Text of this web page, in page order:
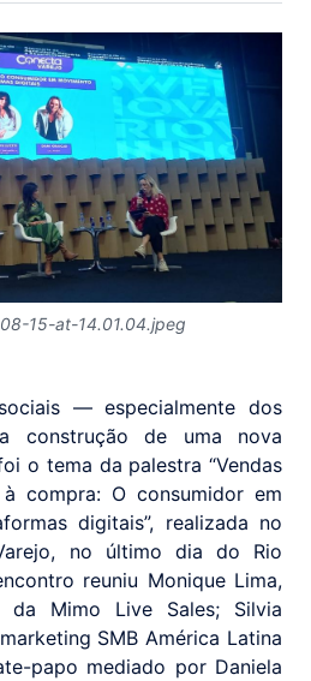
15-at-14.01.04.jpeg
— especialmente dos
construção de uma nova
o tema da palestra “Vendas
à compra: O consumidor em
digitais”, realizada no
no último dia do Rio
reuniu Monique Lima,
da Mimo Live Sales; Silvia
SMB América Latina
papo mediado por Daniela